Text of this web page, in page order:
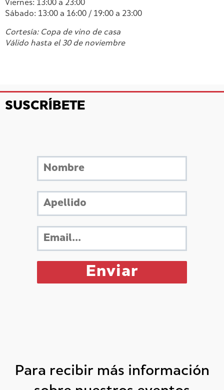
Viernes: 13:00 a 23:00
Sábado: 13:00 a 16:00 / 19:00 a 23:00
Cortesía: Copa de vino de casa
Válido hasta el 30 de noviembre
SUSCRÍBETE
Para recibir más información